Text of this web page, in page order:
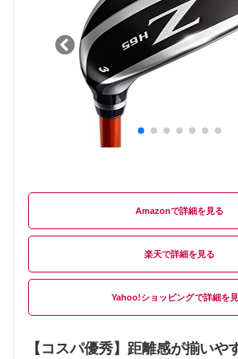
Amazon
楽天
Yahoo!ショッピング
【コスパ優秀】距離感が揃いや